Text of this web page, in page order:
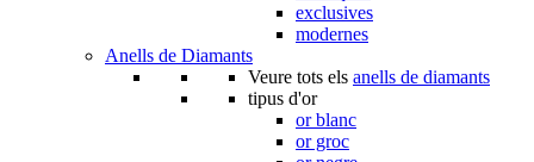
exclusives
modernes
Anells de Diamants
Veure tots els anells de diamants
tipus d'or
or blanc
or groc